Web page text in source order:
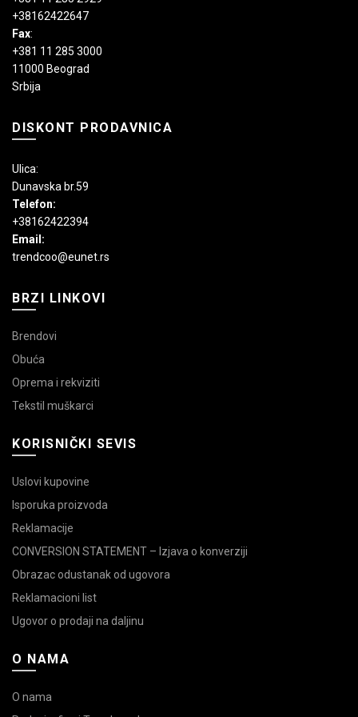
+38162422647
Fax:
+381 11 285 3000
11000 Beograd
Srbija
DISKONT PRODAVNICA
Ulica:
Dunavska br.59
Telefon:
+38162422394
Email:
trendcoo@eunet.rs
BRZI LINKOVI
Brendovi
Obuća
Oprema i rekviziti
Tekstil muškarci
KORISNIČKI SEVIS
Uslovi kupovine
Isporuka proizvoda
Reklamacije
CONVERSION STATEMENT – Izjava o konverziji
Obrazac odustanak od ugovora
Reklamacioni list
Ugovor o prodaji na daljinu
O NAMA
O nama